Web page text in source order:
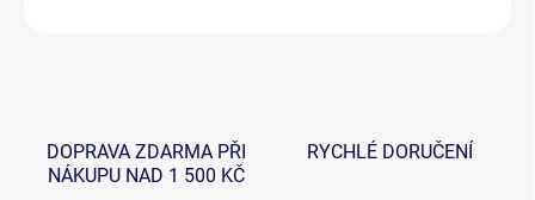
DOPRAVA ZDARMA PŘI
NÁKUPU NAD 1 500 KČ
RYCHLÉ DORUČENÍ